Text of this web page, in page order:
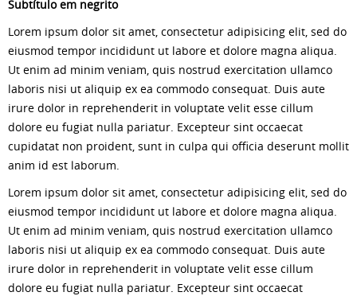
Subtítulo em negrito
Lorem ipsum dolor sit amet, consectetur adipisicing elit, sed do
eiusmod tempor incididunt ut labore et dolore magna aliqua.
Ut enim ad minim veniam, quis nostrud exercitation ullamco
laboris nisi ut aliquip ex ea commodo consequat. Duis aute
irure dolor in reprehenderit in voluptate velit esse cillum
dolore eu fugiat nulla pariatur. Excepteur sint occaecat
cupidatat non proident, sunt in culpa qui officia deserunt mollit
anim id est laborum.
Lorem ipsum dolor sit amet, consectetur adipisicing elit, sed do
eiusmod tempor incididunt ut labore et dolore magna aliqua.
Ut enim ad minim veniam, quis nostrud exercitation ullamco
laboris nisi ut aliquip ex ea commodo consequat. Duis aute
irure dolor in reprehenderit in voluptate velit esse cillum
dolore eu fugiat nulla pariatur. Excepteur sint occaecat